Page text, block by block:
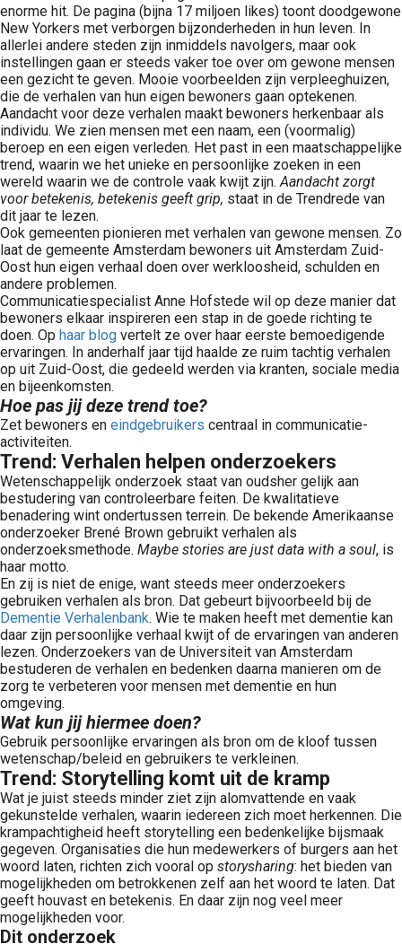
enorme hit. De pagina (bijna 17 miljoen likes) toont doodgewone
New Yorkers met verborgen bijzonderheden in hun leven. In
allerlei andere steden zijn inmiddels navolgers, maar ook
instellingen gaan er steeds vaker toe over om gewone mensen
een gezicht te geven. Mooie voorbeelden zijn verpleeghuizen,
die de verhalen van hun eigen bewoners gaan optekenen.
Aandacht voor deze verhalen maakt bewoners herkenbaar als
individu. We zien mensen met een naam, een (voormalig)
beroep en een eigen verleden. Het past in een maatschappelijke
trend, waarin we het unieke en persoonlijke zoeken in een
wereld waarin we de controle vaak kwijt zijn.Aandacht zorgt
voor betekenis, betekenis geeft grip, staat in de Trendrede van
dit jaar te lezen.
Ook gemeenten pionieren met verhalen van gewone mensen. Zo
laat de gemeente Amsterdam bewoners uit Amsterdam Zuid-
Oost hun eigen verhaal doen over werkloosheid, schulden en
andere problemen.
Communicatiespecialist Anne Hofstede wil op deze manier dat
bewoners elkaar inspireren een stap in de goede richting te
doen. Op haar blog vertelt ze over haar eerste bemoedigende
ervaringen. In anderhalf jaar tijd haalde ze ruim tachtig verhalen
op uit Zuid-Oost, die gedeeld werden via kranten, sociale media
en bijeenkomsten.
Hoe pas jij deze trend toe?
Zet bewoners en eindgebruikers centraal in communicatie-
activiteiten.
Trend: Verhalen helpen onderzoekers
Wetenschappelijk onderzoek staat van oudsher gelijk aan
bestudering van controleerbare feiten. De kwalitatieve
benadering wint ondertussen terrein. De bekende Amerikaanse
onderzoeker Brené Brown gebruikt verhalen als
onderzoeksmethode. Maybe stories are just data with a soul, is
haar motto.
En zij is niet de enige, want steeds meer onderzoekers
gebruiken verhalen als bron. Dat gebeurt bijvoorbeeld bij de
Dementie Verhalenbank. Wie te maken heeft met dementie kan
daar zijn persoonlijke verhaal kwijt of de ervaringen van anderen
lezen. Onderzoekers van de Universiteit van Amsterdam
bestuderen de verhalen en bedenken daarna manieren om de
zorg te verbeteren voor mensen met dementie en hun
omgeving.
Wat kun jij hiermee doen?
Gebruik persoonlijke ervaringen als bron om de kloof tussen
wetenschap/beleid en gebruikers te verkleinen.
Trend: Storytelling komt uit de kramp
Wat je juist steeds minder ziet zijn alomvattende en vaak
gekunstelde verhalen, waarin iedereen zich moet herkennen. Die
krampachtigheid heeft storytelling een bedenkelijke bijsmaak
gegeven. Organisaties die hun medewerkers of burgers aan het
woord laten, richten zich vooral op storysharing: het bieden van
mogelijkheden om betrokkenen zelf aan het woord te laten. Dat
geeft houvast en betekenis. En daar zijn nog veel meer
mogelijkheden voor.
Dit onderzoek